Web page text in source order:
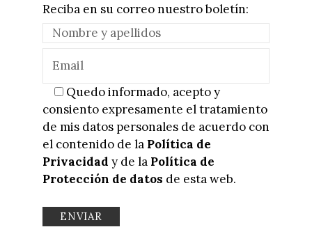
Reciba en su correo nuestro boletín:
Quedo informado, acepto y
consiento expresamente el tratamiento
de mis datos personales de acuerdo con
el contenido de la Política de
Privacidad y de la Política de
Protección de datos de esta web.